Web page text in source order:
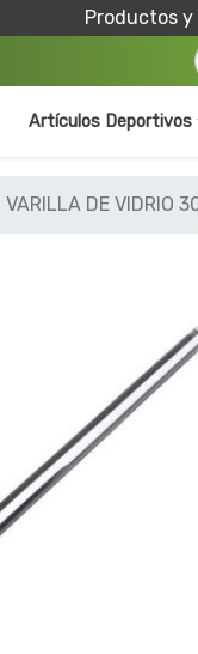
Productos
Artículos Deportivos
VARILLA DE VIDRIO